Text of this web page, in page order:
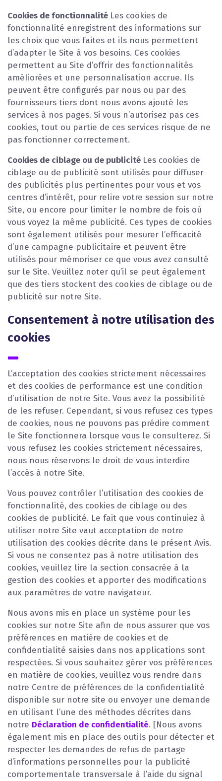
Cookies de fonctionnalité Les cookies de
fonctionnalité enregistrent des informations sur
les choix que vous faites et ils nous permettent
d’adapter le Site à vos besoins. Ces cookies
permettent au Site d’offrir des fonctionnalités
améliorées et une personnalisation accrue. Ils
peuvent être configurés par nous ou par des
fournisseurs tiers dont nous avons ajouté les
services à nos pages. Si vous n’autorisez pas ces
cookies, tout ou partie de ces services risque de ne
pas fonctionner correctement.
Cookies de ciblage ou de publicité Les cookies de
ciblage ou de publicité sont utilisés pour diffuser
des publicités plus pertinentes pour vous et vos
centres d’intérêt, pour relire votre session sur notre
Site, ou encore pour limiter le nombre de fois où
vous voyez la même publicité. Ces types de cookies
sont également utilisés pour mesurer l’efficacité
d’une campagne publicitaire et peuvent être
utilisés pour mémoriser ce que vous avez consulté
sur le Site. Veuillez noter qu’il se peut également
que des tiers stockent des cookies de ciblage ou de
publicité sur notre Site.
Consentement à notre utilisation des
cookies
L’acceptation des cookies strictement nécessaires
et des cookies de performance est une condition
d’utilisation de notre Site. Vous avez la possibilité
de les refuser. Cependant, si vous refusez ces types
de cookies, nous ne pouvons pas prédire comment
le Site fonctionnera lorsque vous le consulterez. Si
vous refusez les cookies strictement nécessaires,
nous nous réservons le droit de vous interdire
l’accès à notre Site.
Vous pouvez contrôler l’utilisation des cookies de
fonctionnalité, des cookies de ciblage ou des
cookies de publicité. Le fait que vous continuiez à
utiliser notre Site vaut acceptation de notre
utilisation des cookies décrite dans le présent Avis.
Si vous ne consentez pas à notre utilisation des
cookies, veuillez lire la section consacrée à la
gestion des cookies et apporter des modifications
aux paramètres de votre navigateur.
Nous avons mis en place un système pour les
cookies sur notre Site afin de nous assurer que vos
préférences en matière de cookies et de
confidentialité saisies dans nos applications sont
respectées. Si vous souhaitez gérer vos préférences
en matière de cookies, veuillez vous rendre dans
notre Centre de préférences de la confidentialité
disponible sur notre site ou envoyer une demande
en utilisant l’une des méthodes décrites dans
notre Déclaration de confidentialité. [Nous avons
également mis en place des outils pour détecter et
respecter les demandes de refus de partage
d’informations personnelles pour la publicité
comportementale transversale à l’aide du signal